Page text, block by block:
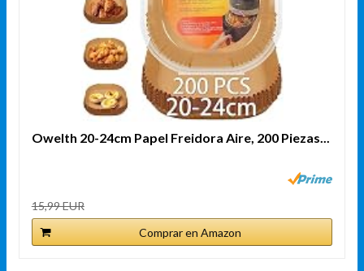
Owelth 20-24cm Papel Freidora Aire, 200 Piezas...
15,99 EUR
Comprar en Amazon